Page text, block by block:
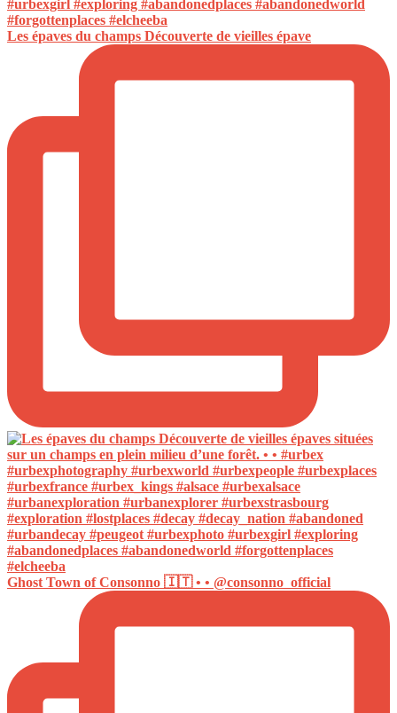
Les épaves du champs Découverte de vieilles épave
Ghost Town of Consonno 🇮🇹 • • @consonno_official